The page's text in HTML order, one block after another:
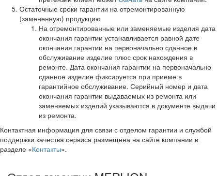
Остаточные сроки гарантии на отремонтированную
(замененную) продукцию
На отремонтированные или заменяемые изделия дата
окончания гарантии устанавливается равной дате
окончания гарантии на первоначально сданное в
обслуживание изделие плюс срок нахождения в
ремонте. Дата окончания гарантии на первоначально
сданное изделие фиксируется при приеме в
гарантийное обслуживание. Серийный номер и дата
окончания гарантии выдаваемых из ремонта или
заменяемых изделий указываются в документе выдачи
из ремонта.
Контактная информация для связи с отделом гарантии и службой
поддержки качества сервиса размещена на сайте компании в
разделе «Контакты».